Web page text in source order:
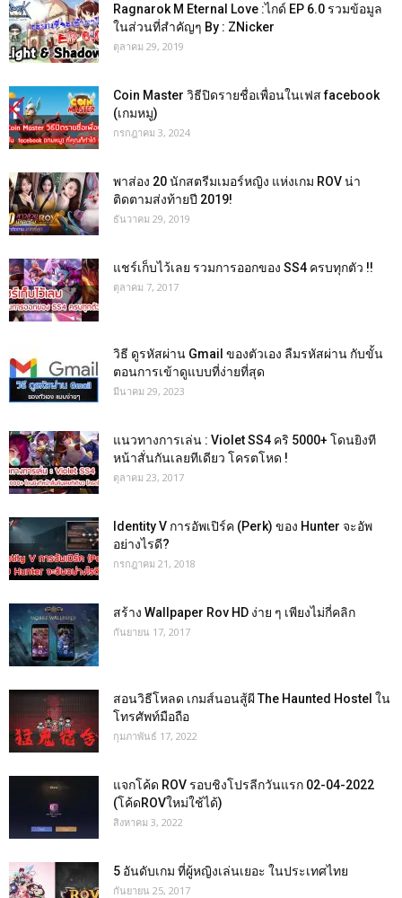
Ragnarok M Eternal Love :ไกด์ EP 6.0 รวมข้อมูล
ในส่วนที่สำคัญๆ By : ZNicker
ตุลาคม 29, 2019
Coin Master วิธีปิดรายชื่อเพื่อนในเฟส facebook
(เกมหมู)
กรกฎาคม 3, 2024
พาส่อง 20 นักสตรีมเมอร์หญิง แห่งเกม ROV น่า
ติดตามส่งท้ายปี 2019!
ธันวาคม 29, 2019
แชร์เก็บไว้เลย รวมการออกของ SS4 ครบทุกตัว !!
ตุลาคม 7, 2017
วิธี ดูรหัสผ่าน Gmail ของตัวเอง ลืมรหัสผ่าน กับขั้น
ตอนการเข้าดูแบบที่ง่ายที่สุด
มีนาคม 29, 2023
แนวทางการเล่น : Violet SS4 คริ 5000+ โดนยิงที
หน้าสั่นกันเลยทีเดียว โครตโหด !
ตุลาคม 23, 2017
Identity V การอัพเปิร์ค (Perk) ของ Hunter จะอัพ
อย่างไรดี?
กรกฎาคม 21, 2018
สร้าง Wallpaper Rov HD ง่าย ๆ เพียงไม่กี่คลิก
กันยายน 17, 2017
สอนวิธีโหลด เกมส์นอนสู้ผี The Haunted Hostel ใน
โทรศัพท์มือถือ
กุมภาพันธ์ 17, 2022
แจกโค้ด ROV รอบชิงโปรลีกวันแรก 02-04-2022
(โค้ดROVใหม่ใช้ได้)
สิงหาคม 3, 2022
5 อันดับเกม ที่ผู้หญิงเล่นเยอะ ในประเทศไทย
กันยายน 25, 2017